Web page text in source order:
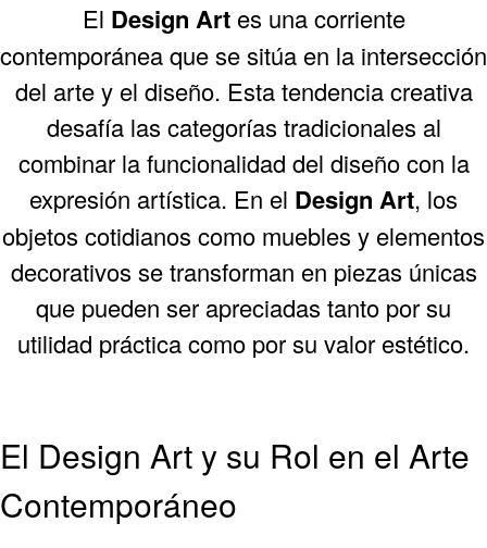
El Design Artes una corriente
contemporánea que se sitúa en la intersección
del arte y el diseño. Esta tendencia creativa
desafía las categorías tradicionales al
combinar la funcionalidad del diseño con la
expresión artística. En el Design Art, los
objetos cotidianos como muebles y elementos
decorativos se transforman en piezas únicas
que pueden ser apreciadas tanto por su
utilidad práctica como por su valor estético.
El Design Art y su Rol en el Arte
Contemporáneo